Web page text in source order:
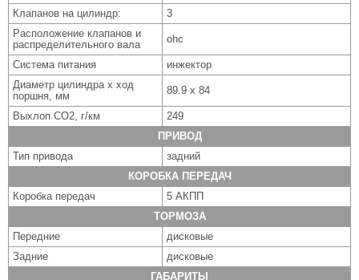
Клапанов на цилиндр:
3
Расположение клапанов и
распределительного вала
ohc
Система питания
инжектор
Диаметр цилиндра x ход
поршня, мм
89.9 x 84
Выхлоп CO2, г/км
249
ПРИВОД
Тип привода
задний
КОРОБКА ПЕРЕДАЧ
Коробка передач
5 АКПП
ТОРМОЗА
Передние
дисковые
Задние
дисковые
ГАБАРИТЫ